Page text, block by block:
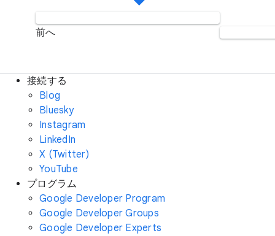
前へ
接続する
Blog
Bluesky
Instagram
LinkedIn
X (Twitter)
YouTube
プログラム
Google Developer Program
Google Developer Groups
Google Developer Experts